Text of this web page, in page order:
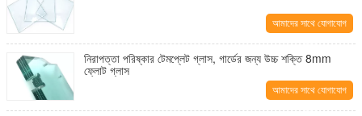
আমাদের সাথে যোগাযোগ
করুন
নিরাপত্তা পরিষ্কার টেমপ্লেট গ্লাস, গার্ডের জন্য উচ্চ শক্তি 8mm
ফ্লোট গ্লাস
আমাদের সাথে যোগাযোগ
করুন